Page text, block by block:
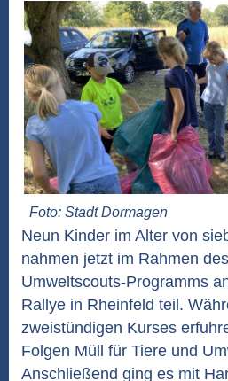
Foto: Stadt Dormagen
Neun Kinder im Alter von
nahmen jetzt im Rahmen
Umweltscouts-Programms
Rallye in Rheinfeld teil.
zweistündigen Kurses
Folgen Müll für Tiere und
Anschließend ging es mit